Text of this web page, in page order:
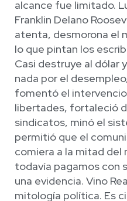
alcance fue limitado.
Franklin Delano
atenta, desmorona el
lo que pintan los
Casi destruye al dólar
nada por el
fomentó el
libertades, fortaleció
sindicatos, minó el
permitió que el
comiera a la mitad del
todavía pagamos con
una evidencia. Vino
mitología política. Es